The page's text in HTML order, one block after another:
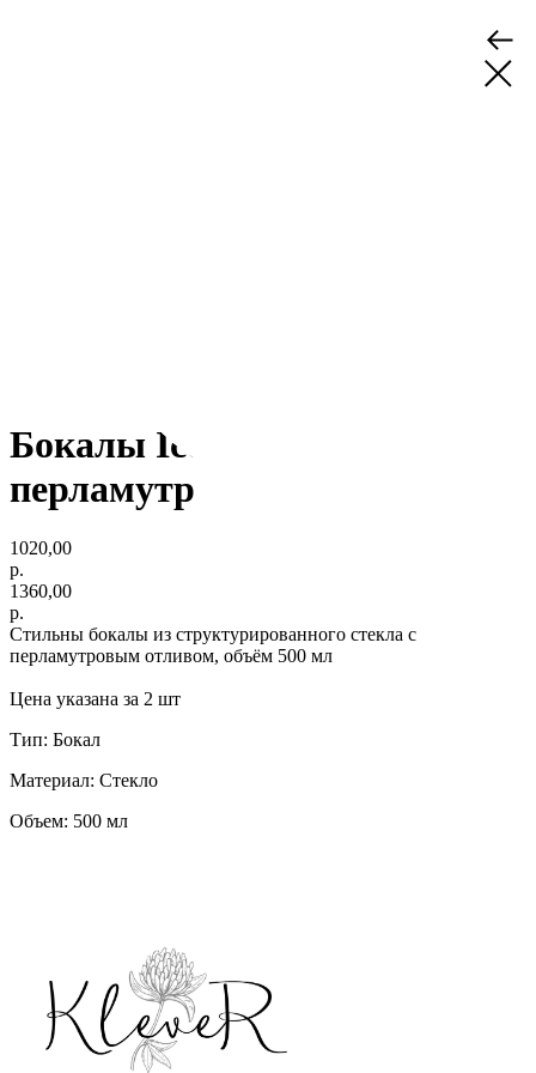
Бокалы Iceberg, 2 шт,
перламутр
1020,00
р.
1360,00
р.
Стильны бокалы из структурированного стекла с
перламутровым отливом, объём 500 мл
Цена указана за 2 шт
Тип: Бокал
Материал: Стекло
Объем: 500 мл